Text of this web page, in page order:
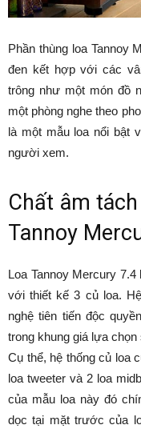
Phần thùng loa Tannoy
đen kết hợp với các
trông như một món đồ
một phòng nghe theo
là một mẫu loa nổi bật
người xem.
Chất âm
Tannoy
Loa Tannoy Mercury
với thiết kế 3 củ loa.
nghệ tiên tiến độc
trong khung giá lựa
Cụ thể, hệ thống củ loa
loa tweeter và 2 loa
của mẫu loa này đó
dọc tại mặt trước của